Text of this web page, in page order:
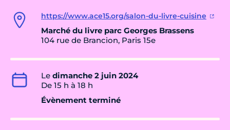
https://www.ace15.org/salon-du-livre-cuisine
Marché du livre parc Georges Brassens
104 rue de Brancion, Paris 15e
Le dimanche 2 juin 2024
De 15 h à 18 h
Évènement terminé